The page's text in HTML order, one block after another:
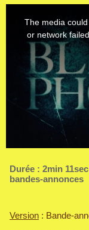
Durée : 2min
bandes-annonces
Version : Bande-